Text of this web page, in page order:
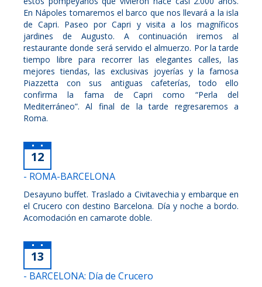
En Nápoles tomaremos el barco que nos llevará a la isla
de Capri. Paseo por Capri y visita a los magníficos
jardines de Augusto. A continuación iremos al
restaurante donde será servido el almuerzo. Por la tarde
tiempo libre para recorrer las elegantes calles, las
mejores tiendas, las exclusivas joyerías y la famosa
Piazzetta con sus antiguas cafeterías, todo ello
confirma la fama de Capri como “Perla del
Mediterráneo”. Al final de la tarde regresaremos a
Roma.
12
- ROMA-BARCELONA
Desayuno buffet. Traslado a Civitavechia y embarque en
el Crucero con destino Barcelona. Día y noche a bordo.
Acomodación en camarote doble.
13
- BARCELONA: Día de Crucero